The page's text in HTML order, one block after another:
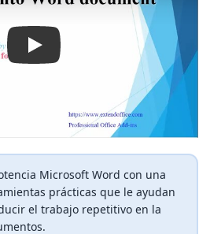
Play
Microsoft Word con una
prácticas que le ayudan
el trabajo repetitivo en la